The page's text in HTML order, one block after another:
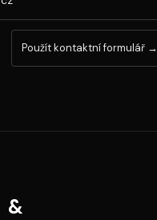
Použít kontaktní formulář →
&